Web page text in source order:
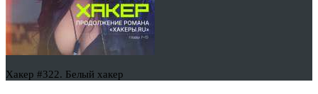
Хакер #322. Белый хакер